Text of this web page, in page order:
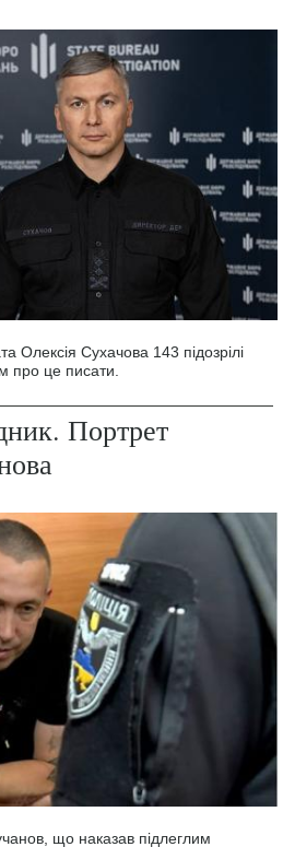
Олексія Сухачова 143 підозрілі
про це писати.
Портрет
що наказав підлеглим